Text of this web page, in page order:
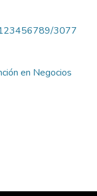
123456789/3077
en Negocios